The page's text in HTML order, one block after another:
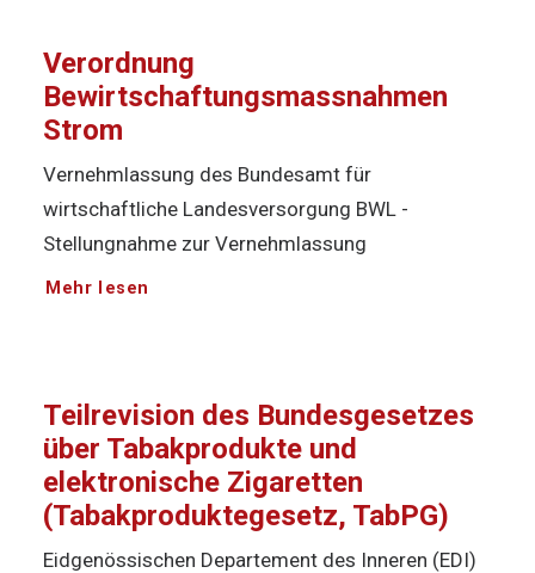
Verordnung
Bewirtschaftungsmassnahmen
Strom
Vernehmlassung des Bundesamt für
wirtschaftliche Landesversorgung BWL -
Stellungnahme zur Vernehmlassung
Mehr lesen
Teilrevision des Bundesgesetzes
über Tabakprodukte und
elektronische Zigaretten
(Tabakproduktegesetz, TabPG)
Eidgenössischen Departement des Inneren (EDI)